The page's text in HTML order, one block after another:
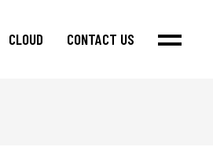
CLOUD CONTACT US